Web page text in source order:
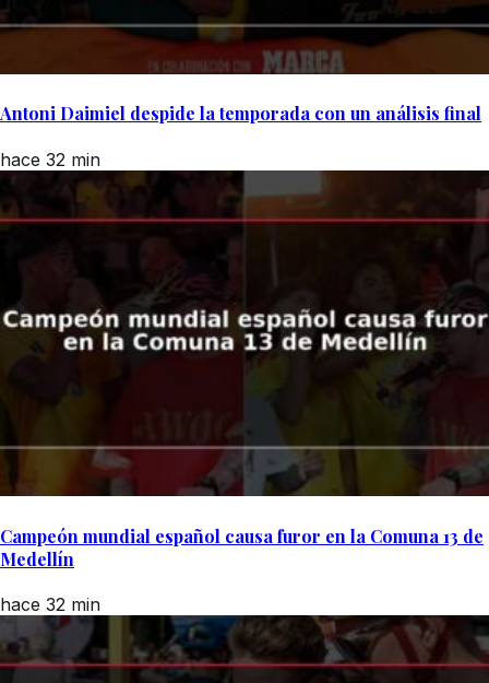
Antoni Daimiel despide la temporada con un análisis final
hace 32 min
Campeón mundial español causa furor en la Comuna 13 de
Medellín
hace 32 min